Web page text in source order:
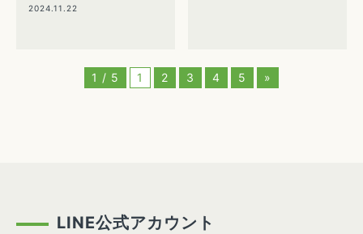
2024.11.22
1 / 5 1 2 3 4 5 »
LINE公式アカウント